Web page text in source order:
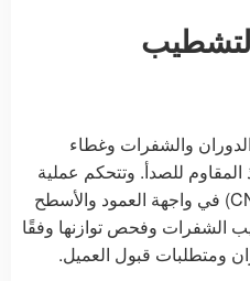
والشفرات وغطاء
المقاوم للصدأ. وتتحكم عملية
التصنيع باستخدام الحاسوب (CNC) في واجهة العمود والأسطح
الشفرات وفحص توازنها وفقًا
ومتطلبات قبول العميل.